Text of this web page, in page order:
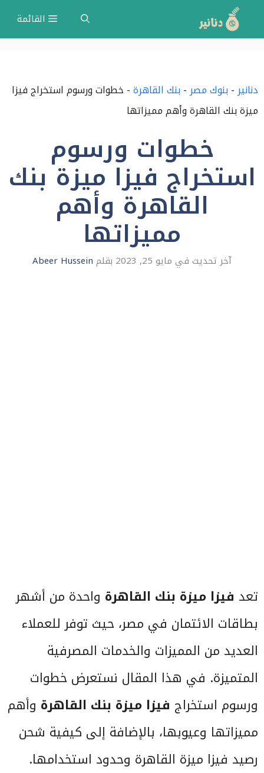
انتقل
إلى
القائمة
دنانير-بنوك مصر-بنك القاهرة- خطوات ورسوم استخراج فيزا
ميزة بنك القاهرة وأهم مميزاتها
خطوات ورسوم
استخراج فيزا ميزة بنك
القاهرة وأهم
مميزاتها
مايو 25, 2023 بقلم Abeer Hussein
تعد فيزا ميزة بنك القاهرة واحدة من أشهر
بطاقات الائتمان في مصر، حيث توفر للعملاء
العديد من المميزات والخدمات المصرفية
المتميزة. في هذا المقال نستعرض خطوات
ورسوم استخراج فيزا ميزة بنك القاهرة وأهم
مميزاتها وعيوبها، بالإضافة إلى كيفية شحن
رصيد فيزا ميزة القاهرة وحدود استخدامها.